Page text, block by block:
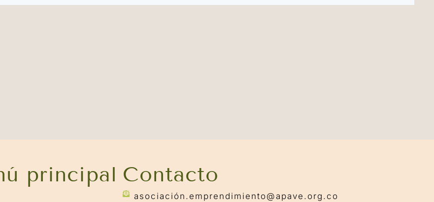
principal Contacto
asociación.emprendimiento@apave.org.co